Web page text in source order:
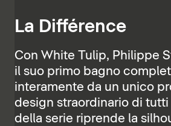
La Différence
Con White Tulip, Philippe
il suo primo bagno
interamente da un unico
design straordinario di
della serie riprende la